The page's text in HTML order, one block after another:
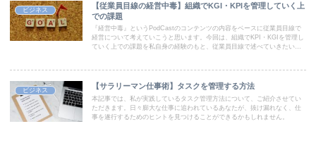
ビジネス
【従業員目線の経営中毒】組織でKGI・KPIを管理していく上
での課題
『経営中毒』というPodCastのコンテンツの内容をベースに従業員目線で
経営について考えていこうと思います。今回は、組織でKPI・KGIを管理し
ていく上での課題を私自身の経験のもと、従業員目線で述べていきたいと
ビジネス
【サラリーマン仕事術】タスクを管理する方法
本記事では、私が実践しているタスク管理方法について、ご紹介させてい
ただきます。日々膨大な仕事に追われているあなたが、抜け漏れなく、仕
事を遂行するためのヒントを見つけることができるかもしれません。